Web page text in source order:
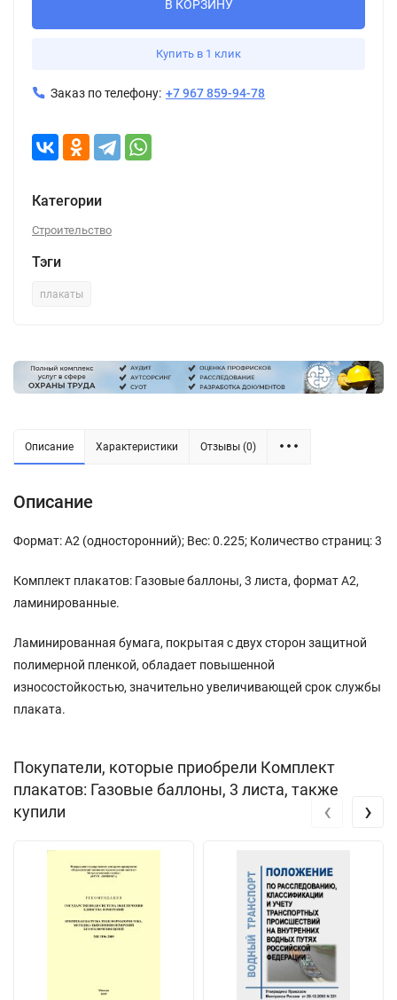
В КОРЗИНУ
Купить в 1 клик
Заказ по телефону: +7 967 859-94-78
Категории
Строительство
Тэги
плакаты
Описание Характеристики Отзывы (0)
Описание
Формат: А2 (односторонний); Вес: 0.225; Количество страниц: 3
Комплект плакатов: Газовые баллоны, 3 листа, формат А2,
ламинированные.
Ламинированная бумага, покрытая с двух сторон защитной
полимерной пленкой, обладает повышенной
износостойкостью, значительно увеличивающей срок службы
плаката.
Покупатели, которые приобрели Комплект
плакатов: Газовые баллоны, 3 листа, также
купили
‹ ›